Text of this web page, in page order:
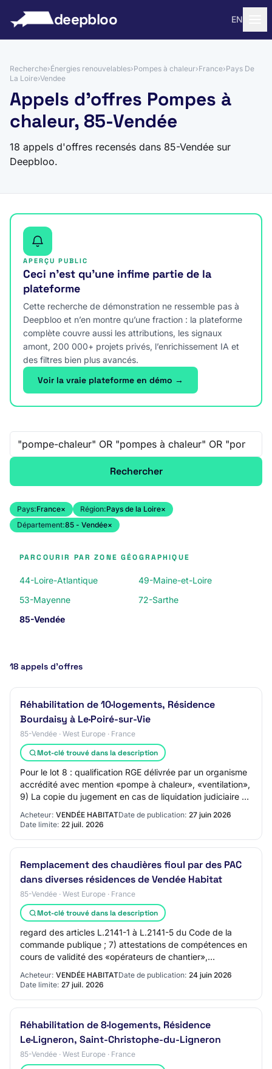
deepbloo EN
Recherche›Énergies renouvelables›Pompes à chaleur›France›Pays De
La Loire›Vendee
Appels d'offres Pompes à
chaleur, 85-Vendée
18 appels d'offres recensés dans 85-Vendée sur
Deepbloo.
APERÇU PUBLIC
Ceci n’est qu’une infime partie de la
plateforme
Cette recherche de démonstration ne ressemble pas à
Deepbloo et n’en montre qu’une fraction : la plateforme
complète couvre aussi les attributions, les signaux
amont, 200 000+ projets privés, l’enrichissement IA et
des filtres bien plus avancés.
Voir la vraie plateforme en démo →
Recherche libre
Rechercher
Pays:France× Région:Pays de la Loire×
Département:85 - Vendée×
PARCOURIR PAR ZONE GÉOGRAPHIQUE
44-Loire-Atlantique
49-Maine-et-Loire
53-Mayenne
72-Sarthe
85-Vendée
18 appels d’offres
Réhabilitation de 10·logements, Résidence
Bourdaisy à Le·Poiré-sur-Vie
85-Vendée · West Europe · France
Mot-clé trouvé dans la description
Pour le lot 8 : qualification RGE délivrée par un organisme
accrédité avec mention «pompe à chaleur», «ventilation»,
9) La copie du jugement en cas de liquidation judiciaire ou
de redressement judici…
Acheteur: VENDÉE HABITATDate de publication: 27 juin 2026
Date limite: 22 juil. 2026
Remplacement des chaudières fioul par des PAC
dans diverses résidences de Vendée Habitat
85-Vendée · West Europe · France
Mot-clé trouvé dans la description
regard des articles L.2141-1 à L.2141-5 du Code de la
commande publique ; 7) attestations de compétences en
cours de validité des «opérateurs de chantier»,
«encadrement technique» et «encadrement de…
Acheteur: VENDÉE HABITATDate de publication: 24 juin 2026
Date limite: 27 juil. 2026
Réhabilitation de 8·logements, Résidence
Le·Ligneron, Saint-Christophe-du-Ligneron
85-Vendée · West Europe · France